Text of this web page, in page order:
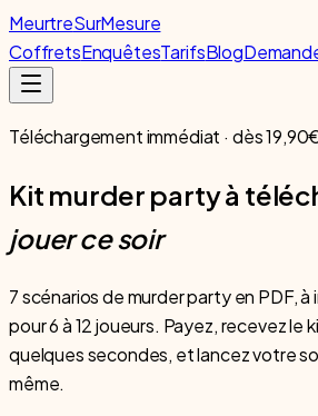
MeurtreSurMesure
CoffretsEnquêtesTarifsBlog
Téléchargement immédiat · dès
Kit murder party à
jouer ce soir
7 scénarios de murder party en PDF, à
pour 6 à 12 joueurs. Payez, recevez le
quelques secondes, et lancez votre
même.